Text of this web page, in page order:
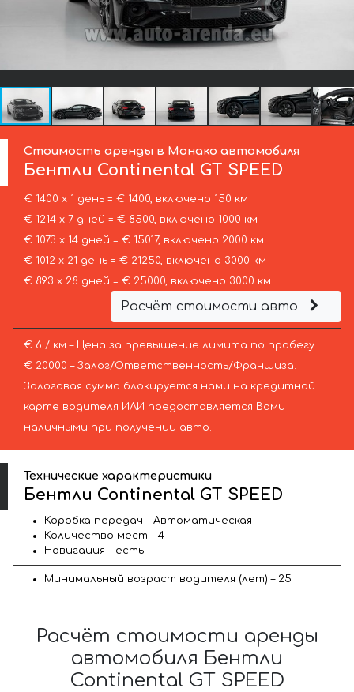
Стоимость аренды в Монако автомобиля
Бентли Continental GT SPEED
€ 1400 х 1 день = € 1400, включено 150 км
€ 1214 х 7 дней = € 8500, включено 1000 км
€ 1073 х 14 дней = € 15017, включено 2000 км
€ 1012 х 21 день = € 21250, включено 3000 км
€ 893 х 28 дней = € 25000, включено 3000 км
Расчёт стоимости авто
€ 6 / км – Цена за превышение лимита по пробегу
€ 20000 – Залог/Ответственность/Франшиза.
Залоговая сумма блокируется нами на кредитной
карте водителя ИЛИ предоставляется Вами
наличными при получении авто.
Технические характеристики
Бентли Continental GT SPEED
Коробка передач – Автоматическая
Количество мест – 4
Навигация – есть
Минимальный возраст водителя (лет) – 25
Расчёт стоимости аренды
автомобиля Бентли
Continental GT SPEED